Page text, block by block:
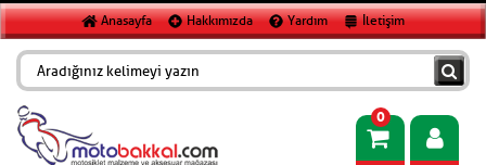
Anasayfa Hakkımızda Yardım İletişim
0